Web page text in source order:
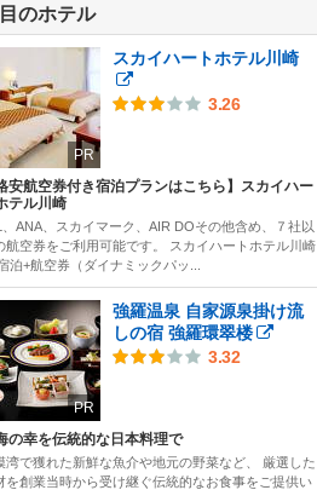
のホテル
PR
スカイハートホテル川崎
3.26
安航空券付き宿泊プランはこちら】スカイハー
テル川崎
ANA、スカイマーク、AIR DOその他含め、７社以
航空券をご利用可能です。 スカイハートホテル川崎
泊+航空券（ダイナミックパッ...
PR
強羅温泉 自家源泉掛け流
しの宿 強羅環翠楼
3.32
の幸を伝統的な日本料理で
湾で獲れた新鮮な魚介や地元の野菜など、 厳選した
を創業当時から受け継ぐ伝統的なお食事をご提供い